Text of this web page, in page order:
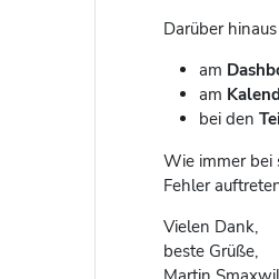
Darüber
am
am
bei den
Wie immer bei
Fehler
Vielen Dank,
beste Grüße,